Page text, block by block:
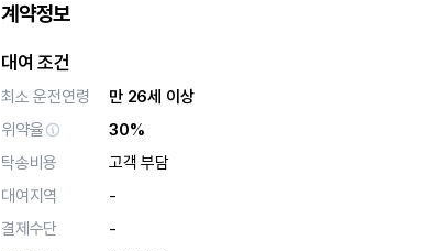
계약정보
대여 조건
최소 운전연령
만 26세 이상
위약율
30%
탁송비용
고객 부담
대여지역
-
결제수단
-